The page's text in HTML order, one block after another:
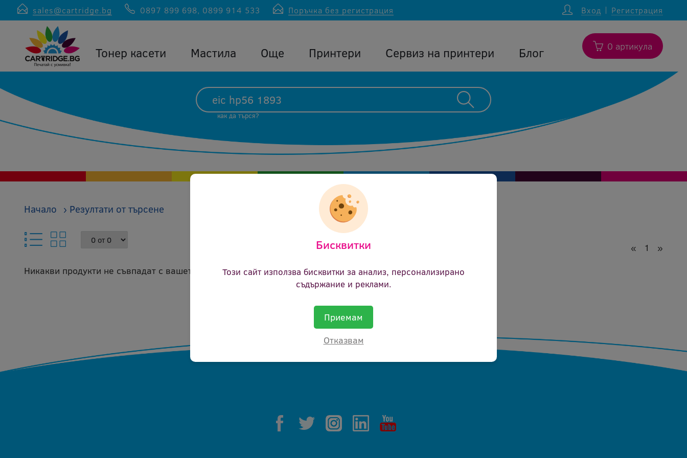
sales@cartridge.bg 0897 899 698, 0899 914 533 Поръчка без регистрация Вход Регистрация
Тонер касети Мастила Още Принтери Сервиз на принтери Блог 0 артикула
как да търся?
Начало › Резултати от търсене
« 1
»
Никакви продукти не съвпадат с вашето запитване.
Бисквитки
Този сайт използва бисквитки за анализ, персонализирано
съдържание и реклами.
Приемам
Отказвам